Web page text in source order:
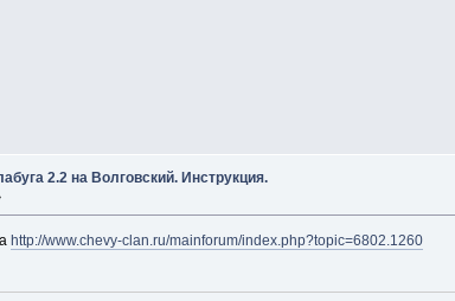
2.2 на Волговский. Инструкция.
http://www.chevy-clan.ru/mainforum/index.php?topic=6802.1260